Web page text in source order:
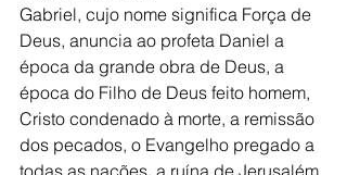
Gabriel, cujo nome significa Força de
Deus, anuncia ao profeta Daniel a
época da grande obra de Deus, a
época do Filho de Deus feito homem,
Cristo condenado à morte, a remissão
dos pecados, o Evangelho pregado a
todas as nações, a ruína de Jerusalém